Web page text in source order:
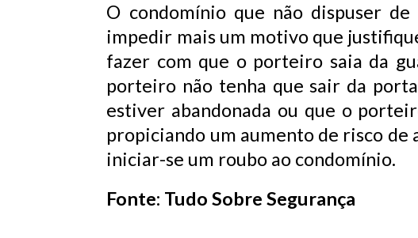
O condomínio que não dispuser
impedir mais um motivo que
fazer com que o porteiro saia da
porteiro não tenha que sair da
estiver abandonada ou que o
propiciando um aumento de risco
iniciar-se um roubo ao condomínio.
Fonte: Tudo Sobre Segurança